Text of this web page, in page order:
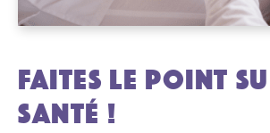
FAITES LE POINT
SANTÉ !